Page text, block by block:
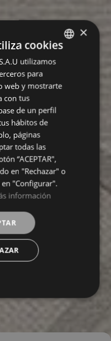
GERMAN
×
cookies
utilizamos
para
web y mostrarte
con tus
de un perfil
hábitos de
páginas
todas las
“ACEPTAR",
en "Rechazar" o
"Configurar".
información